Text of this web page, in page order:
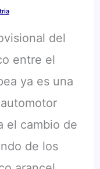
del
entre el
ya es una
el cambio de
de los